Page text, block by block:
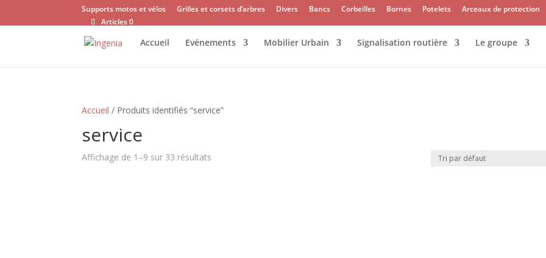
Supports motos et vélos Grilles et corsets d’arbres Divers Bancs Corbeilles Bornes Potelets Arceaux de protection
Articles 0
Accueil Evénements Mobilier Urbain Signalisation routière Le groupe
Accueil / Produits identifiés “service”
service
Affichage de 1–9 sur 33 résultats